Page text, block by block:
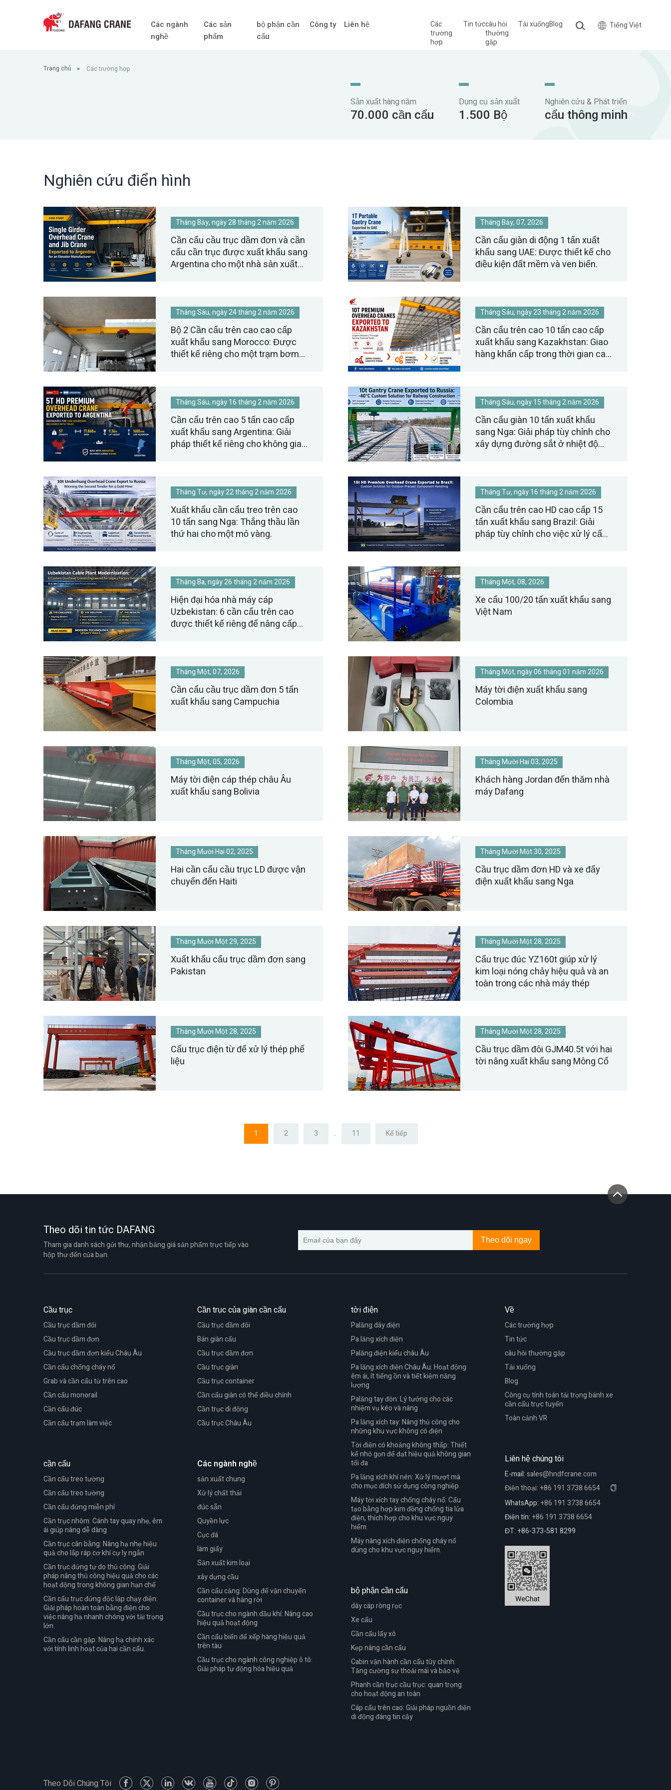
Các ngành
nghề
Các sản
phẩm
bộ phận cần
cẩu
Công ty Liên hệ
Các
trường
hợp
Tin tứccâu hỏi
thường
gặp
Tải xuốngBlog Tiếng Việt
Trang chủ ► Các trường hợp
Sản xuất hàng năm
70.000 cần cẩu
Dụng cụ sản xuất
1.500 Bộ
Nghiên cứu & Phát triển
cẩu thông minh
Nghiên cứu điển hình
Tháng Bảy, ngày 28 tháng 2 năm 2026
Cần cẩu cầu trục dầm đơn và cần
cẩu cần trục được xuất khẩu sang
Argentina cho một nhà sản xuất
Tháng Bảy, 07, 2026
Cần cẩu giàn di động 1 tấn xuất
khẩu sang UAE: Được thiết kế cho
điều kiện đất mềm và ven biển.
Tháng Sáu, ngày 24 tháng 2 năm 2026
Bộ 2 Cần cẩu trên cao cao cấp
xuất khẩu sang Morocco: Được
thiết kế riêng cho một trạm bơm
Tháng Sáu, ngày 23 tháng 2 năm 2026
Cần cẩu trên cao 10 tấn cao cấp
xuất khẩu sang Kazakhstan: Giao
hàng khẩn cấp trong thời gian cao
Tháng Sáu, ngày 16 tháng 2 năm 2026
Cần cẩu trên cao 5 tấn cao cấp
xuất khẩu sang Argentina: Giải
pháp thiết kế riêng cho không gian
Tháng Sáu, ngày 15 tháng 2 năm 2026
Cần cẩu giàn 10 tấn xuất khẩu
sang Nga: Giải pháp tùy chỉnh cho
xây dựng đường sắt ở nhiệt độ
Tháng Tư, ngày 22 tháng 2 năm 2026
Xuất khẩu cần cẩu treo trên cao
10 tấn sang Nga: Thắng thầu lần
thứ hai cho một mỏ vàng.
Tháng Tư, ngày 16 tháng 2 năm 2026
Cần cẩu trên cao HD cao cấp 15
tấn xuất khẩu sang Brazil: Giải
pháp tùy chỉnh cho việc xử lý cấu
Tháng Ba, ngày 26 tháng 2 năm 2026
Hiện đại hóa nhà máy cáp
Uzbekistan: 6 cần cẩu trên cao
được thiết kế riêng để nâng cấp
Tháng Một, 08, 2026
Xe cẩu 100/20 tấn xuất khẩu sang
Việt Nam
Tháng Một, 07, 2026
Cần cẩu cầu trục dầm đơn 5 tấn
xuất khẩu sang Campuchia
Tháng Một, ngày 06 tháng 01 năm 2026
Máy tời điện xuất khẩu sang
Colombia
Tháng Một, 05, 2026
Máy tời điện cáp thép châu Âu
xuất khẩu sang Bolivia
Tháng Mười Hai 03, 2025
Khách hàng Jordan đến thăm nhà
máy Dafang
Tháng Mười Hai 02, 2025
Hai cần cẩu cầu trục LD được vận
chuyển đến Haiti
Tháng Mười Một 30, 2025
Cầu trục dầm đơn HD và xe đẩy
điện xuất khẩu sang Nga
Tháng Mười Một 29, 2025
Xuất khẩu cẩu trục dầm đơn sang
Pakistan
Tháng Mười Một 28, 2025
Cẩu trục đúc YZ160t giúp xử lý
kim loại nóng chảy hiệu quả và an
toàn trong các nhà máy thép
Tháng Mười Một 28, 2025
Cẩu trục điện từ để xử lý thép phế
liệu
Tháng Mười Một 28, 2025
Cầu trục dầm đôi GJM40.5t với hai
tời nâng xuất khẩu sang Mông Cổ
1 2 3 .. 11 Kế tiếp
Theo dõi tin tức DAFANG
Tham gia danh sách gửi thư, nhận bảng giá sản phẩm trực tiếp vào
hộp thư đến của bạn.
Theo dõi ngay
Cầu trục
Cầu trục dầm đôi
Cầu trục dầm đơn
Cầu trục dầm đơn kiểu Châu Âu
Cần cẩu chống cháy nổ
Grab và cần cẩu từ trên cao
Cần cẩu monorail
Cần cẩu đúc
Cần cẩu trạm làm việc
cần cẩu
Cần cẩu treo tường
Cần cẩu treo tường
Cần cẩu đứng miễn phí
Cần trục nhôm: Cánh tay quay nhẹ, êm
ái giúp nâng dễ dàng
Cần trục cân bằng: Nâng hạ nhẹ hiệu
quả cho lắp ráp cơ khí cự ly ngắn
Cần trục đứng tự do thủ công: Giải
pháp nâng thủ công hiệu quả cho các
hoạt động trong không gian hạn chế
Cần cẩu trục đứng độc lập chạy điện:
Giải pháp hoàn toàn bằng điện cho
việc nâng hạ nhanh chóng với tải trọng
lớn.
Cần cẩu cần gập: Nâng hạ chính xác
với tính linh hoạt của hai cần cẩu.
Cần trục của giàn cần cẩu
Cầu trục dầm đôi
Bán giàn cẩu
Cầu trục dầm đơn
Cầu trục giàn
Cầu trục container
Cần cẩu giàn có thể điều chỉnh
Cần trục di động
Cầu trục Châu Âu
Các ngành nghề
sản xuất chung
Xử lý chất thải
đúc sẵn
Quyền lực
Cục đá
làm giấy
Sản xuất kim loại
xây dựng cầu
Cần cẩu cảng: Dùng để vận chuyển
container và hàng rời
Cầu trục cho ngành dầu khí: Nâng cao
hiệu quả hoạt động
Cần cẩu biển để xếp hàng hiệu quả
trên tàu
Cầu trục cho ngành công nghiệp ô tô:
Giải pháp tự động hóa hiệu quả
tời điện
Palăng dây điện
Pa lăng xích điện
Palăng điện kiểu châu Âu
Pa lăng xích điện Châu Âu: Hoạt động
êm ái, ít tiếng ồn và tiết kiệm năng
lượng
Palăng tay đòn: Lý tưởng cho các
nhiệm vụ kéo và nâng
Pa lăng xích tay: Nâng thủ công cho
những khu vực không có điện
Tời điện có khoảng không thấp: Thiết
kế nhỏ gọn để đạt hiệu quả không gian
tối đa
Pa lăng xích khí nén: Xử lý mượt mà
cho mục đích sử dụng công nghiệp
Máy tời xích tay chống cháy nổ: Cấu
tạo bằng hợp kim đồng chống tia lửa
điện, thích hợp cho khu vực nguy
hiểm.
Máy nâng xích điện chống cháy nổ
dùng cho khu vực nguy hiểm.
bộ phận cần cẩu
dây cáp ròng rọc
Xe cẩu
Cần cẩu lấy xô
Kẹp nâng cần cẩu
Cabin vận hành cần cẩu tùy chỉnh:
Tăng cường sự thoải mái và bảo vệ
Phanh cần trục cầu trục: quan trọng
cho hoạt động an toàn
Cáp cẩu trên cao: Giải pháp nguồn điện
di động đáng tin cậy
Về
Các trường hợp
Tin tức
câu hỏi thường gặp
Tải xuống
Blog
Công cụ tính toán tải trọng bánh xe
cần cẩu trực tuyến
Toàn cảnh VR
Liên hệ chúng tôi
E-mail:sales@hndfcrane.com
Điện thoại: +86 191 3738 6654
WhatsApp: +86 191 3738 6654
Điện tín: +86 191 3738 6654
ĐT: +86-373-581 8299
Theo Dõi Chúng Tôi